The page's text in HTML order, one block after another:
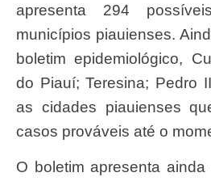
apresenta 294
municípios piauienses.
boletim epidemiológico,
do Piauí; Teresina; Pedro
as cidades piauienses
casos prováveis até o
O boletim apresenta ainda que Curimatá; São